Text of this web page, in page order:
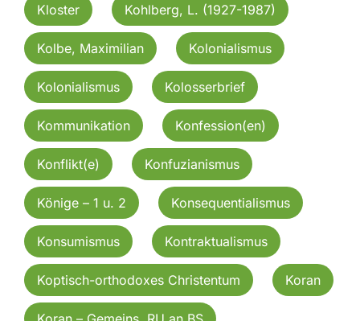
Kloster Kohlberg, L. (1927-1987)
Kolbe, Maximilian Kolonialismus
Kolonialismus Kolosserbrief
Kommunikation Konfession(en)
Konflikt(e) Konfuzianismus
Könige – 1 u. 2 Konsequentialismus
Konsumismus Kontraktualismus
Koptisch-orthodoxes Christentum Koran